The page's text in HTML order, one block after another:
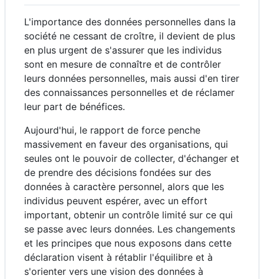
L'importance des données personnelles dans la
société ne cessant de croître, il devient de plus
en plus urgent de s'assurer que les individus
sont en mesure de connaître et de contrôler
leurs données personnelles, mais aussi d'en tirer
des connaissances personnelles et de réclamer
leur part de bénéfices.
Aujourd'hui, le rapport de force penche
massivement en faveur des organisations, qui
seules ont le pouvoir de collecter, d'échanger et
de prendre des décisions fondées sur des
données à caractère personnel, alors que les
individus peuvent espérer, avec un effort
important, obtenir un contrôle limité sur ce qui
se passe avec leurs données. Les changements
et les principes que nous exposons dans cette
déclaration visent à rétablir l'équilibre et à
s'orienter vers une vision des données à